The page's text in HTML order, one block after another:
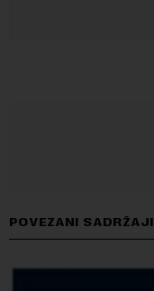
POVEZANI SADRŽAJI